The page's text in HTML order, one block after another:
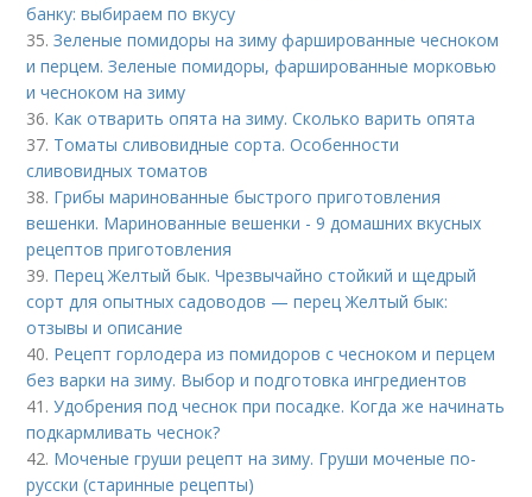
банку: выбираем по вкусу
35.Зеленые помидоры на зиму фаршированные чесноком
и перцем. Зеленые помидоры, фаршированные морковью
и чесноком на зиму
36. Как отварить опята на зиму. Сколько варить опята
37. Томаты сливовидные сорта. Особенности
сливовидных томатов
38. Грибы маринованные быстрого приготовления
вешенки. Маринованные вешенки - 9 домашних вкусных
рецептов приготовления
39. Перец Желтый бык. Чрезвычайно стойкий и щедрый
сорт для опытных садоводов — перец Желтый бык:
отзывы и описание
40. Рецепт горлодера из помидоров с чесноком и перцем
без варки на зиму. Выбор и подготовка ингредиентов
41.Удобрения под чеснок при посадке. Когда же начинать
подкармливать чеснок?
42. Моченые груши рецепт на зиму. Груши моченые по-
русски (старинные рецепты)